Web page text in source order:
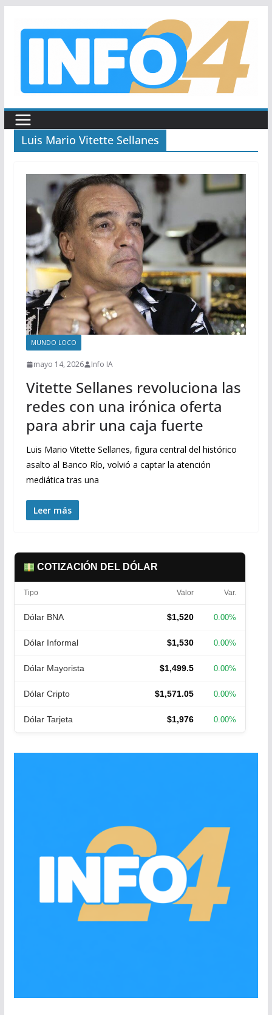
Luis Mario Vitette Sellanes
MUNDO LOCO
mayo 14, 2026 Info IA
Vitette Sellanes revoluciona las
redes con una irónica oferta
para abrir una caja fuerte
Luis Mario Vitette Sellanes, figura central del histórico
asalto al Banco Río, volvió a captar la atención
mediática tras una
Leer más
COTIZACIÓN DEL DÓLAR
Tipo Valor Var.
Dólar BNA $1,520 0.00%
Dólar Informal $1,530 0.00%
Dólar Mayorista $1,499.5 0.00%
Dólar Cripto $1,571.05 0.00%
Dólar Tarjeta $1,976 0.00%